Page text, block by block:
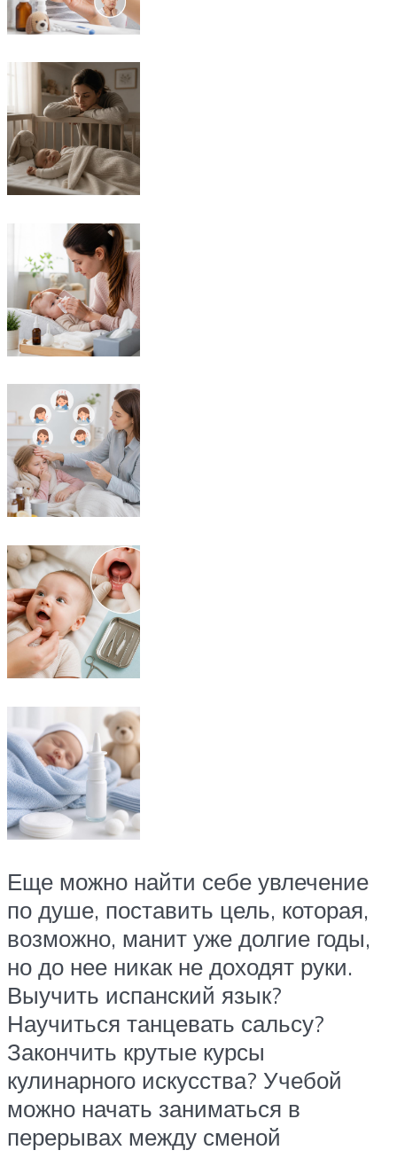
Еще можно найти себе увлечение
по душе, поставить цель, которая,
возможно, манит уже долгие годы,
но до нее никак не доходят руки.
Выучить испанский язык?
Научиться танцевать сальсу?
Закончить крутые курсы
кулинарного искусства? Учебой
можно начать заниматься в
перерывах между сменой